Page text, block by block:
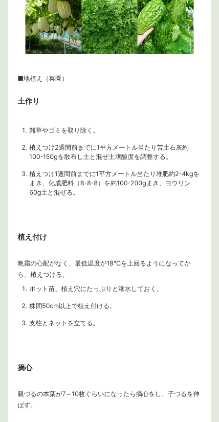
■地植え（菜園）
土作り
雑草やゴミを取り除く。
植えつけ2週間前までに1平方メートル当たり苦土石灰約
100-150gを散布し土と混ぜ土壌酸度を調整する。
植えつけ1週間前までに1平方メートル当たり堆肥約2-4kgを
まき、化成肥料（8-8-8）を約100-200gまき、ヨウリン
60g土と混ぜる。
植え付け
晩霜の心配がなく、最低温度が18℃を上回るようになってか
ら、植えつける。
ポット苗、植え穴にたっぷりと潅水しておく。
株間50cm以上で植え付ける。
支柱とネットを立てる。
摘心
親づるの本葉が7～10枚ぐらいになったら摘心をし、子づるを伸
ばす。